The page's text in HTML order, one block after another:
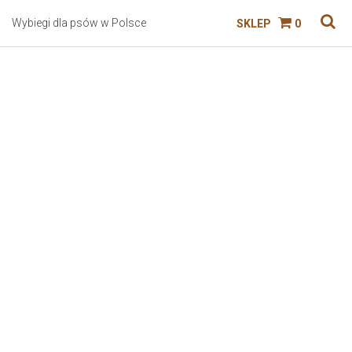
Wybiegi dla psów w Polsce SKLEP 0